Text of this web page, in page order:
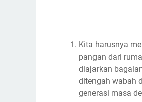
Kita harusnya
pangan dari
diajarkan
ditengah wabah
generasi masa